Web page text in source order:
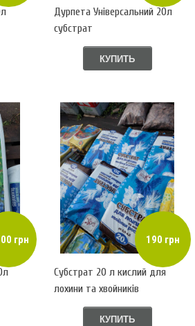
Дурпета Універсальний 20л
субстрат
КУПИТЬ
грн 190 грн
Субстрат 20 л кислий для
лохини та хвойників
КУПИТЬ